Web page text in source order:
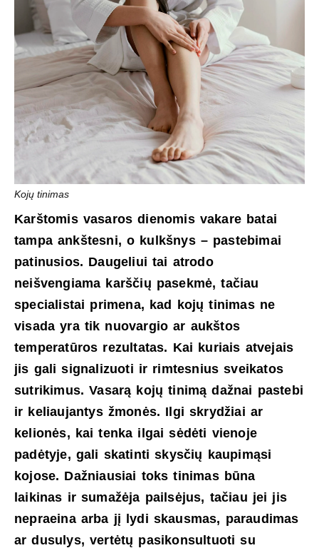
Kojų tinimas
Karštomis vasaros dienomis vakare batai
tampa ankštesni, o kulkšnys – pastebimai
patinusios. Daugeliui tai atrodo
neišvengiama karščių pasekmė, tačiau
specialistai primena, kad kojų tinimas ne
visada yra tik nuovargio ar aukštos
temperatūros rezultatas. Kai kuriais atvejais
jis gali signalizuoti ir rimtesnius sveikatos
sutrikimus. Vasarą kojų tinimą dažnai pastebi
ir keliaujantys žmonės. Ilgi skrydžiai ar
kelionės, kai tenka ilgai sėdėti vienoje
padėtyje, gali skatinti skysčių kaupimąsi
kojose. Dažniausiai toks tinimas būna
laikinas ir sumažėja pailsėjus, tačiau jei jis
nepraeina arba jį lydi skausmas, paraudimas
ar dusulys, vertėtų pasikonsultuoti su